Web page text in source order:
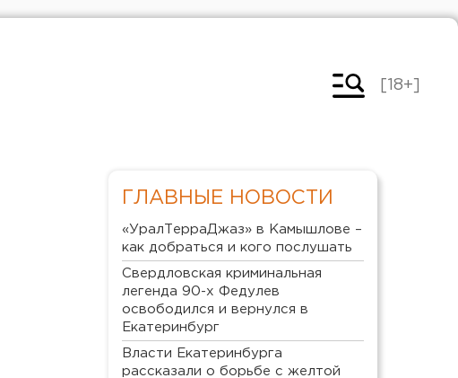
[18+]
ГЛАВНЫЕ НОВОСТИ
«УралТерраДжаз» в Камышлове –
как добраться и кого послушать
Свердловская криминальная
легенда 90-х Федулев
освободился и вернулся в
Екатеринбург
Власти Екатеринбурга
рассказали о борьбе с желтой